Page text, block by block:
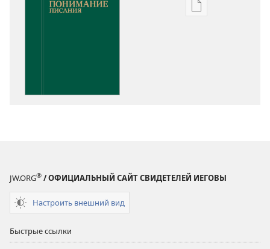
Варианты
JW.ORG® / ОФИЦИАЛЬНЫЙ САЙТ СВИДЕТЕЛЕЙ ИЕГОВЫ
Настроить внешний вид
Быстрые ссылки